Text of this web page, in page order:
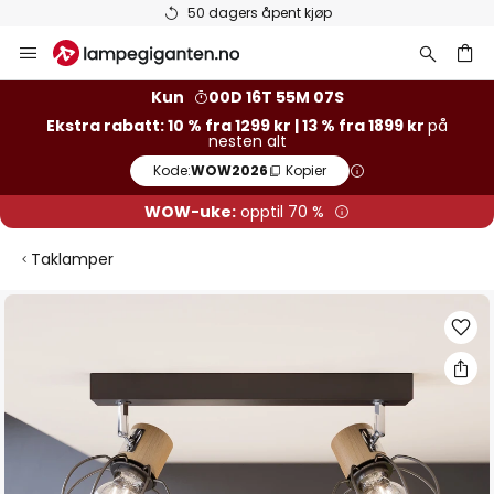
Hopp
til
Kun
00D 16T 55M 06S
Ekstra rabatt: 10 % fra 1299 kr | 13 % fra 1899 kr på
nesten alt
Kode:WOW2026 Kopier
WOW-uke: opptil 70 %
Taklamper
Gå
bildegalleri